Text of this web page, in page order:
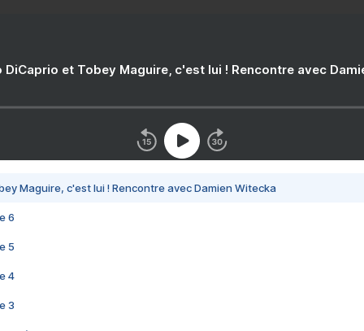
DiCaprio et Tobey Maguire, c'est lui ! Rencontre avec
Maguire, c'est lui ! Rencontre avec Damien Witecka
6
5
4
3